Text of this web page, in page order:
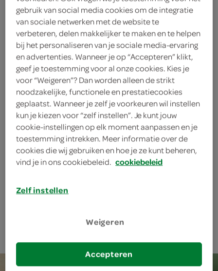
spaghetti carbonara
wok kip cashew
gebruik van social media cookies om de integratie
van sociale netwerken met de website te
verbeteren, delen makkelijker te maken en te helpen
bij het personaliseren van je sociale media-ervaring
en advertenties. Wanneer je op “Accepteren” klikt,
geef je toestemming voor al onze cookies. Kies je
voor “Weigeren”? Dan worden alleen de strikt
noodzakelijke, functionele en prestatiecookies
geplaatst. Wanneer je zelf je voorkeuren wil instellen
kun je kiezen voor “zelf instellen”. Je kunt jouw
cookie-instellingen op elk moment aanpassen en je
toestemming intrekken. Meer informatie over de
cookies die wij gebruiken en hoe je ze kunt beheren,
vind je in ons cookiebeleid. cookiebeleid
Zelf instellen
Weigeren
Accepteren